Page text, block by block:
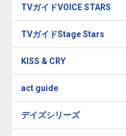
TVガイドVOICE STARS
TVガイドStage Stars
KISS & CRY
act guide
デイズシリーズ